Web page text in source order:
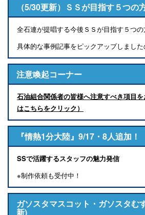
（5/30更新）ＳＳが目指す５つの
全石連が提唱する今後ＳＳが目指す５つの
具体的な事例記事をピックアップしまし
注意喚起コーナー
石油組合関係者の皆様へ注意すべき項目
はこちらをクリック）
『情熱1分大陸』9/17・8人追加！
SSで活躍するスタッフの魅力発信
※制作依頼も受付中！
ガソスタマスコット・ガソスタむ
新)